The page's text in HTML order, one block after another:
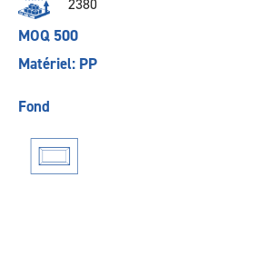
2380
MOQ 500
Matériel: PP
Fond